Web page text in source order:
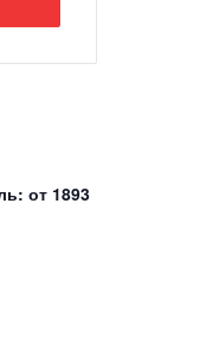
от 1893